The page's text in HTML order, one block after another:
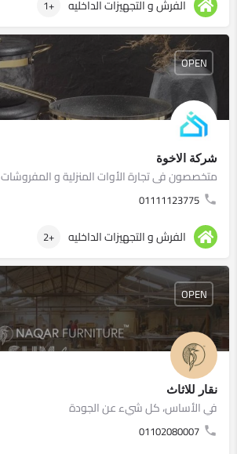
الفرش و التجهيزات الداخليه +1
شركة الاخوة
متخصصون فى تجارة الأوات المنزلية و المفروشات
01111123775
OPEN
الفرش و التجهيزات الداخليه +2
نقار للاثاث
في الأساس، كل شيء عن الجودة
01102080007
OPEN